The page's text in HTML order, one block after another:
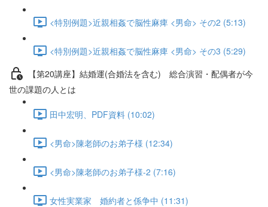
<特別例題>近親相姦で脳性麻痺 <男命> その2 (5:13)
<特別例題>近親相姦で脳性麻痺 <男命> その3 (5:29)
【第20講座】結婚運(合婚法を含む) 総合演習・配偶者が今
世の課題の人とは
田中宏明、PDF資料 (10:02)
<男命>陳老師のお弟子様 (12:34)
<男命>陳老師のお弟子様-2 (7:16)
女性実業家 婚約者と係争中 (11:31)